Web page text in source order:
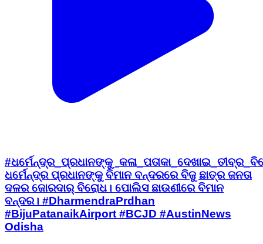
ଧର୍ମେନ୍ଦ୍ର ପ୍ରଧାନଙ୍କୁ ବିମାନ ବନ୍ଦରରେ ବିଜୁ ଛାତ୍ର ଜନତା
ଦଳର ଜୋରଦାର୍ ବିରୋଧ। ପୋଲିସ ଛାଉଣୀରେ ବିମାନ
ବନ୍ଦର। #DharmendraPrdhan
#BijuPatanaikAirport #BCJD #AustinNews
Odisha